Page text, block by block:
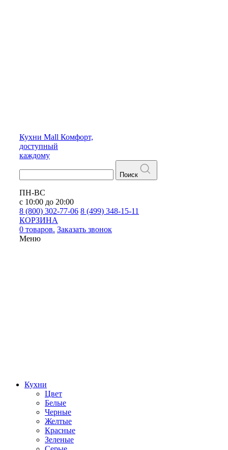
Кухни Mall Комфорт,
доступный
каждому
Поиск
ПН-ВС
с 10:00 до 20:00
8 (800) 302-77-06 8 (499) 348-15-11
КОРЗИНА
0 товаров. Заказать звонок
Меню
Кухни
Цвет
Белые
Черные
Желтые
Красные
Зеленые